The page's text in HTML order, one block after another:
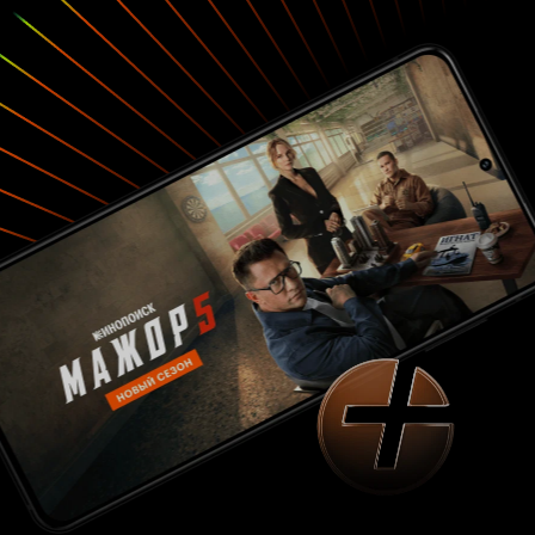
Шаг вправо, шаг влево и вновь под крышу
очага.
У ней ( у Музы) имелись веские
причины Я не имею права на нытье
Представьте, Муза ночью у мужчины! Бог
весть, что люди скажут про нееОтец был
успешен на поприще литературы, и сын пошёл
по его стопам. Из (от) городской суеты, в
отеческую обитель путь уготован Гиллигеру
Грэму. Воображение стало изменять что-то,
фантазия несколько притупилась. Ящик
горячительного допингом с собой и 'пошла,
плясать губерния'. Шедевр? Бестселлер
создать? Э-э-х! Попробую. Что же такое
придумал автор для ублажения экранной
публики? Какие демоны одолевают и
обольщают за верстаком молодца? Кто и что
приходит в полночный час в размышлении, в
рифме? И материализуется. Материализуется?
А как же? Непременно. Тут всё от характера
произведения зависит. Сюжет и сцены озаряют
воспалённый мозг до красна... Плюс - детский
опыт в переживаниях семейной драмы матери
с отцом воспоминаниями. Плюс - сами